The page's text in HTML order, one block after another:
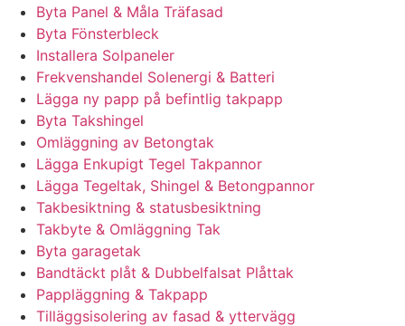
Byta Panel & Måla Träfasad
Byta Fönsterbleck
Installera Solpaneler
Frekvenshandel Solenergi & Batteri
Lägga ny papp på befintlig takpapp
Byta Takshingel
Omläggning av Betongtak
Lägga Enkupigt Tegel Takpannor
Lägga Tegeltak, Shingel & Betongpannor
Takbesiktning & statusbesiktning
Takbyte & Omläggning Tak
Byta garagetak
Bandtäckt plåt & Dubbelfalsat Plåttak
Pappläggning & Takpapp
Tilläggsisolering av fasad & yttervägg